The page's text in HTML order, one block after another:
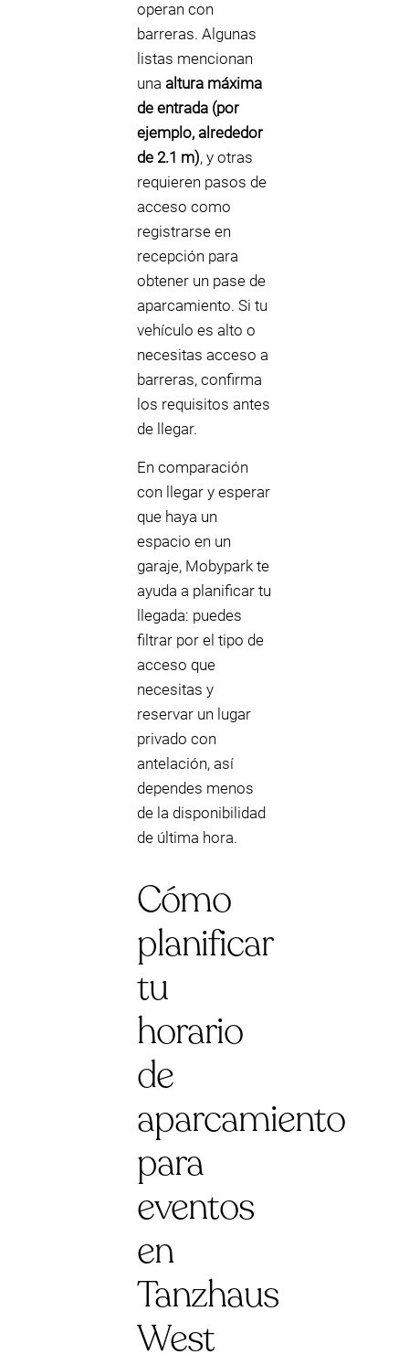
operan con
barreras. Algunas
listas mencionan
una altura máxima
de entrada (por
ejemplo, alrededor
de 2.1 m), y otras
requieren pasos de
acceso como
registrarse en
recepción para
obtener un pase de
aparcamiento. Si tu
vehículo es alto o
necesitas acceso a
barreras, confirma
los requisitos antes
de llegar.
En comparación
con llegar y esperar
que haya un
espacio en un
garaje, Mobypark te
ayuda a planificar tu
llegada: puedes
filtrar por el tipo de
acceso que
necesitas y
reservar un lugar
privado con
antelación, así
dependes menos
de la disponibilidad
de última hora.
Cómo
planificar
tu
horario
de
aparcamiento
para
eventos
en
Tanzhaus
West